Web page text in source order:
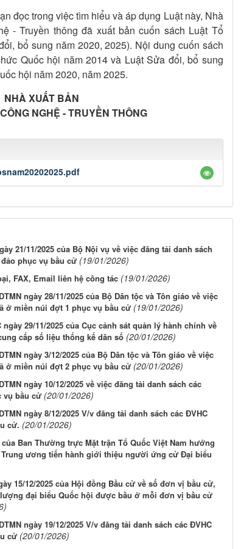
đọc trong việc tìm hiểu và áp dụng Luật này, Nhà
- Truyền thông đã xuất bản cuốn sách Luật Tổ
bổ sung năm 2020, 2025). Nội dung cuốn sách
Quốc hội năm 2014 và Luật Sửa đổi, bổ sung
hội năm 2020, năm 2025.
NHÀ XUẤT BẢN
NGHỆ - TRUYỀN THÔNG
21/11/2025 của Bộ Nội vụ về việc đăng tải danh sách
phục vụ bầu cử (19/01/2026)
FAX, Email liên hệ công tác (19/01/2026)
ngày 28/11/2025 của Bộ Dân tộc và Tôn giáo về việc
ở miền núi đợt 1 phục vụ bầu cử (19/01/2026)
ngày 29/11/2025 của Cục cảnh sát quản lý hành chính về
cấp số liệu thống kế dân số (20/01/2026)
ngày 3/12/2025 của Bộ Dân tộc và Tôn giáo về việc
ở miền núi đợt 2 phục vụ bầu cử (20/01/2026)
ngày 10/12/2025 về việc đăng tải danh sách các
vụ bầu cử (20/01/2026)
ngày 8/12/2025 V/v đăng tải danh sách các ĐVHC
cử. (20/01/2026)
của Ban Thường trực Mặt trận Tổ Quốc Việt Nam hướng
ương tiến hành giới thiệu người ứng cử Đại biểu
15/12/2025 của Hội đồng Bầu cử về số đơn vị bầu cử,
đại biểu Quốc hội được bầu ở mỗi đơn vị bầu cử
ngày 19/12/2025 V/v đăng tải danh sách các ĐVHC
cử (20/01/2026)